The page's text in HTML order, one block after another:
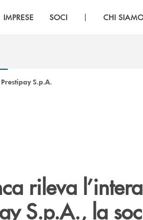
IMPRESE SOCI | CHI
S.p.A.
rileva l’intera
S.p.A., la